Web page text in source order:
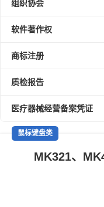
组织协会
软件著作权
商标注册
质检报告
医疗器械经营备案凭证
鼠标键盘类
MK321、